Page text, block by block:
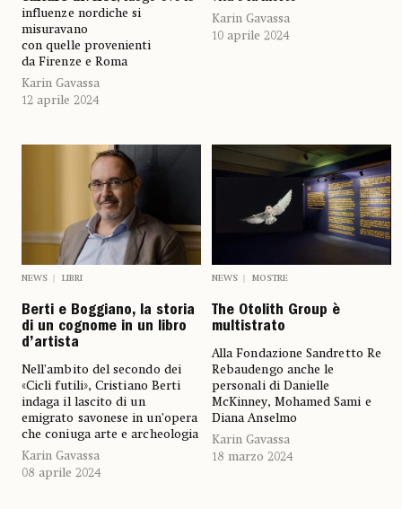
influenze nordiche si
misuravano
con quelle provenienti
da Firenze e Roma
Karin Gavassa
12 aprile 2024
Karin Gavassa
10 aprile 2024
NEWS LIBRI
Berti e Boggiano, la storia
di un cognome in un libro
d’artista
Nell’ambito del secondo dei
«Cicli futili», Cristiano Berti
indaga il lascito di un
emigrato savonese in un’opera
che coniuga arte e archeologia
Karin Gavassa
08 aprile 2024
NEWS MOSTRE
The Otolith Group è
multistrato
Alla Fondazione Sandretto Re
Rebaudengo anche le
personali di Danielle
McKinney, Mohamed Sami e
Diana Anselmo
Karin Gavassa
18 marzo 2024